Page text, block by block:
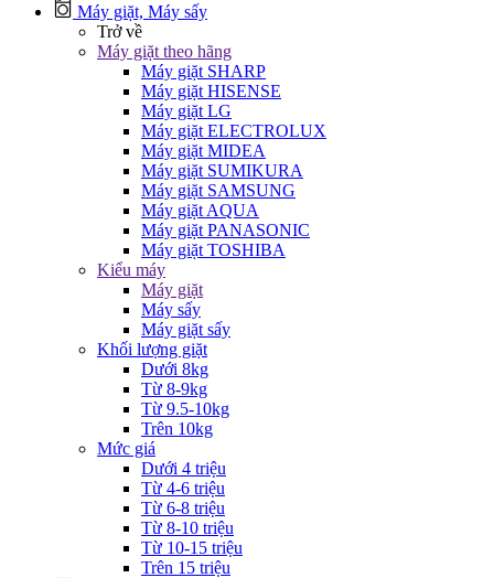
Máy giặt, Máy sấy
Trở về
Máy giặt theo hãng
Máy giặt SHARP
Máy giặt HISENSE
Máy giặt LG
Máy giặt ELECTROLUX
Máy giặt MIDEA
Máy giặt SUMIKURA
Máy giặt SAMSUNG
Máy giặt AQUA
Máy giặt PANASONIC
Máy giặt TOSHIBA
Kiểu máy
Máy giặt
Máy sấy
Máy giặt sấy
Khối lượng giặt
Dưới 8kg
Từ 8-9kg
Từ 9.5-10kg
Trên 10kg
Mức giá
Dưới 4 triệu
Từ 4-6 triệu
Từ 6-8 triệu
Từ 8-10 triệu
Từ 10-15 triệu
Trên 15 triệu